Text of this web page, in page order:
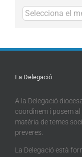
Arxius
La Delegació
A la Delegació
coordinem i posem
matèria de temes
preveres.
La Delegació està